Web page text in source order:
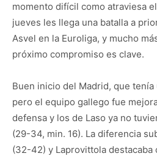
momento difícil como atraviesa
jueves les llega una batalla a
Asvel en la Euroliga, y mucho
próximo compromiso es clave.
Buen inicio del Madrid, que
pero el equipo gallego fue
defensa y los de Laso ya no
(29-34, min. 16). La diferencia
(32-42) y Laprovittola destacaba